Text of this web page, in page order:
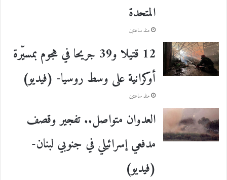
المتحدة
منذ ساعتين
12 قتيلا و39 جريحا في هجوم بمسيّرة
أوكرانية على وسط روسيا- (فيديو)
منذ ساعتين
العدوان متواصل.. تفجير وقصف
مدفعي إسرائيلي في جنوبي لبنان-
(فيديو)